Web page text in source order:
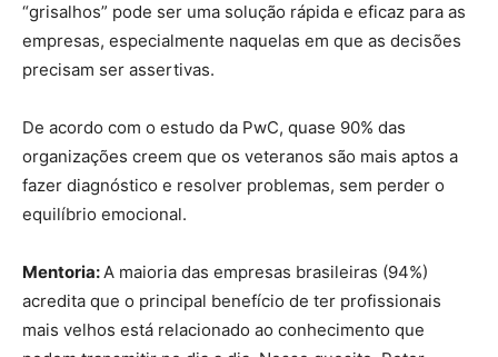
“grisalhos” pode ser uma solução rápida e eficaz para as
empresas, especialmente naquelas em que as decisões
precisam ser assertivas.
De acordo com o estudo da PwC, quase 90% das
organizações creem que os veteranos são mais aptos a
fazer diagnóstico e resolver problemas, sem perder o
equilíbrio emocional.
Mentoria:A maioria das empresas brasileiras (94%)
acredita que o principal benefício de ter profissionais
mais velhos está relacionado ao conhecimento que